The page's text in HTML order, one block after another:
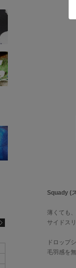
Squady (
薄くても
サイドス
ドロップ
毛羽感を